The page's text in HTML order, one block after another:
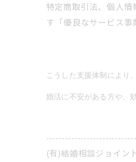
特定商取引法、個人
す「優良なサービス事
こうした支援体制により
婚活に不安がある方や、
(有)結婚相談ジョイン